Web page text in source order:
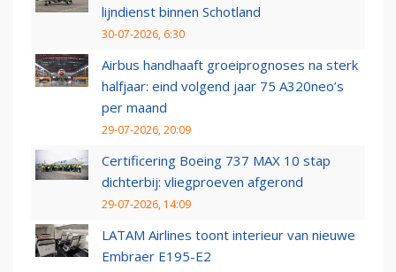
lijndienst binnen Schotland
30-07-2026, 6:30
Airbus handhaaft groeiprognoses na sterk
halfjaar: eind volgend jaar 75 A320neo’s
per maand
29-07-2026, 20:09
Certificering Boeing 737 MAX 10 stap
dichterbij: vliegproeven afgerond
29-07-2026, 14:09
LATAM Airlines toont interieur van nieuwe
Embraer E195-E2